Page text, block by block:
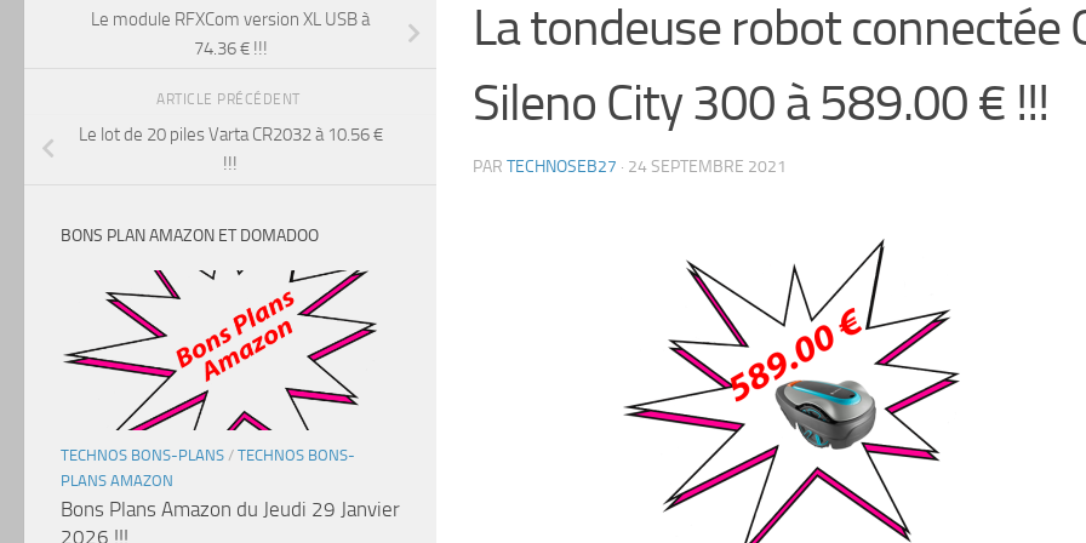
La tondeuse robot connectée
Sileno City 300 à 589.00 € !!!
PAR TECHNOSEB27 · 24 SEPTEMBRE 2021
Le module RFXCom version XL USB à
74.36 € !!!
ARTICLE PRÉCÉDENT
Le lot de 20 piles Varta CR2032 à 10.56 €
!!!
BONS PLAN AMAZON ET DOMADOO
TECHNOS BONS-PLANS / TECHNOS BONS-
PLANS AMAZON
Bons Plans Amazon du Jeudi 29 Janvier
2026 !!!